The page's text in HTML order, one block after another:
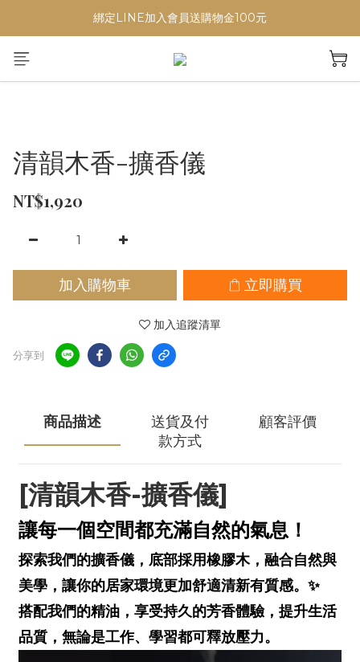
綁定LINE加入會員送購物金100元
清韻木香-擴香儀
NT$1,920
加入購物車 立即購買
加入追蹤清單
分享到
商品描述
送貨及付
款方式
顧客評價
[清韻木香-擴香儀]
讓每一個空間都充滿自然的氣息！
探索我們的擴香儀，底部採用橡膠木，融合自然與
美學，讓你的居家環境更加舒適清新有質感。✨
搭配我們的精油，享受持久的芳香體驗，提升生活
品質， 無論是工作、學習都可釋放壓力。